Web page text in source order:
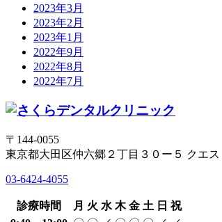
2023年3月
2023年2月
2023年1月
2022年9月
2022年8月
2022年7月
〒144-0055
東京都大田区仲六郷２丁目３０ー５ クエ
03-6424-4055
診療時間 月 火 水 木 金 土 日 祝